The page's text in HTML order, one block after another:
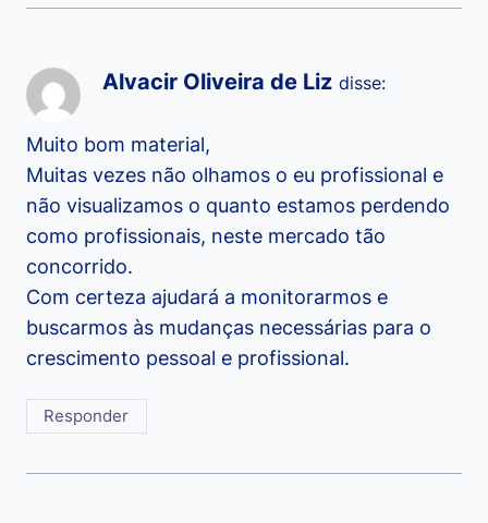
Alvacir Oliveira de Liz disse:
Muito bom material,
Muitas vezes não olhamos o eu profissional e
não visualizamos o quanto estamos perdendo
como profissionais, neste mercado tão
concorrido.
Com certeza ajudará a monitorarmos e
buscarmos às mudanças necessárias para o
crescimento pessoal e profissional.
Responder